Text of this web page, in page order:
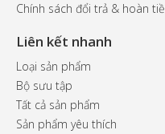
Chính sách đổi trả & hoàn
Liên kết nhanh
Loại sản phẩm
Bộ sưu tập
Tất cả sản phẩm
Sản phẩm yêu thích